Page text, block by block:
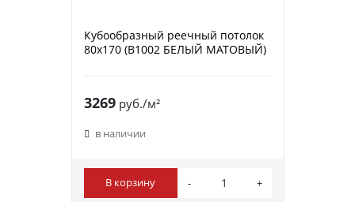
Кубообразный реечный потолок
80х170 (B1002 БЕЛЫЙ МАТОВЫЙ)
3269руб./м²
в наличии
В корзину